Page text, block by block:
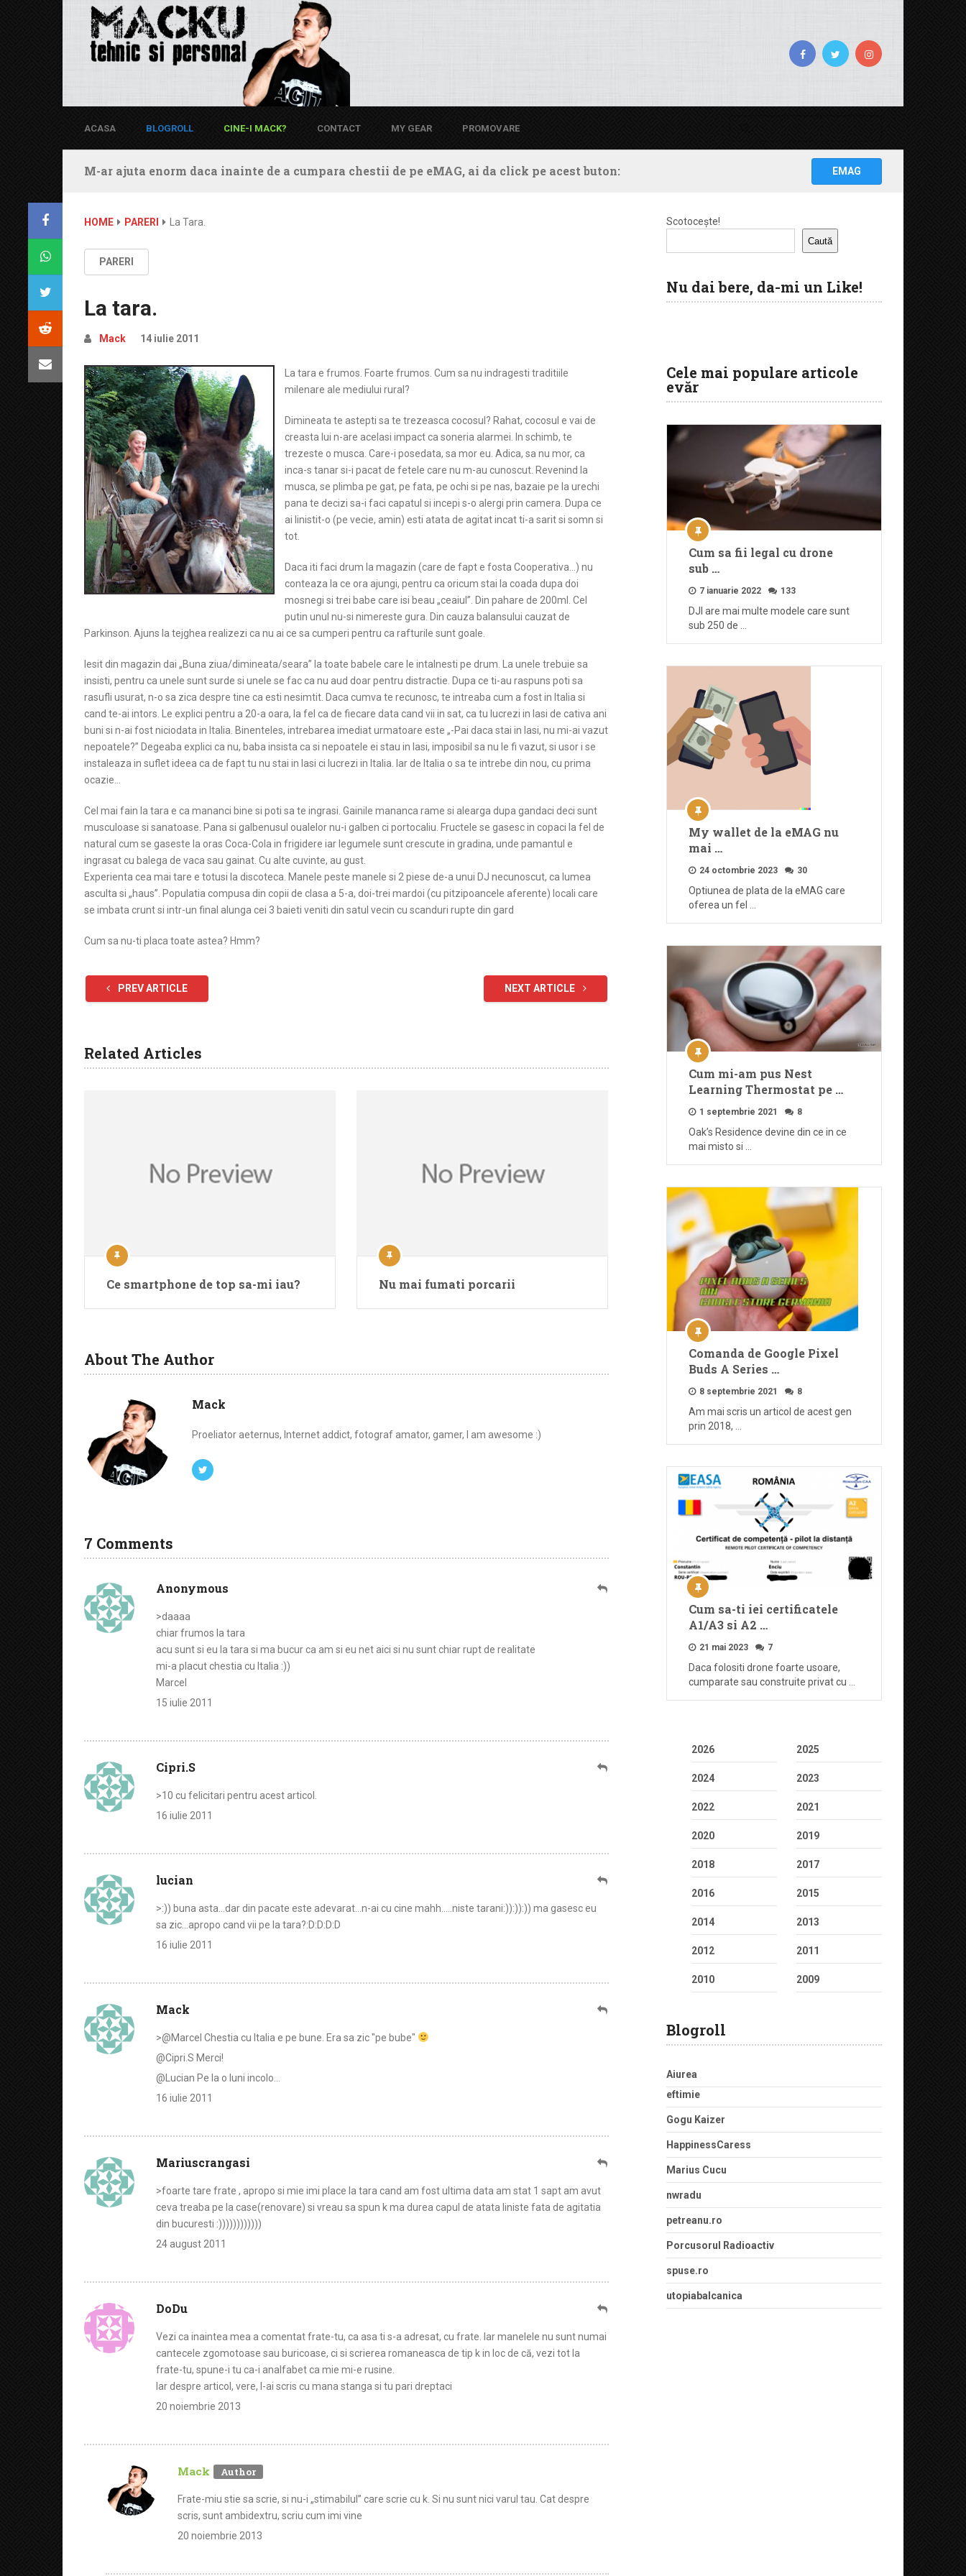
ACASA BLOGROLL CINE-I MACK? CONTACT MY GEAR PROMOVARE
M-ar ajuta enorm daca inainte de a cumpara chestii de pe eMAG, ai da click pe acest buton: EMAG
HOME PARERI La Tara.
PARERI
La tara.
Mack 14 iulie 2011
La tara e frumos. Foarte frumos. Cum sa nu indragesti traditiile
milenare ale mediului rural?
Dimineata te astepti sa te trezeasca cocosul? Rahat, cocosul e vai de
creasta lui n-are acelasi impact ca soneria alarmei. In schimb, te
trezeste o musca. Care-i posedata, sa mor eu. Adica, sa nu mor, ca
inca-s tanar si-i pacat de fetele care nu m-au cunoscut. Revenind la
musca, se plimba pe gat, pe fata, pe ochi si pe nas, bazaie pe la urechi
pana te decizi sa-i faci capatul si incepi s-o alergi prin camera. Dupa ce
ai linistit-o (pe vecie, amin) esti atata de agitat incat ti-a sarit si somn si
tot.
Daca iti faci drum la magazin (care de fapt e fosta Cooperativa…) nu
conteaza la ce ora ajungi, pentru ca oricum stai la coada dupa doi
mosnegi si trei babe care isi beau „ceaiul”. Din pahare de 200ml. Cel
putin unul nu-si nimereste gura. Din cauza balansului cauzat de
Parkinson. Ajuns la tejghea realizezi ca nu ai ce sa cumperi pentru ca rafturile sunt goale.
Iesit din magazin dai „Buna ziua/dimineata/seara” la toate babele care le intalnesti pe drum. La unele trebuie sa
insisti, pentru ca unele sunt surde si unele se fac ca nu aud doar pentru distractie. Dupa ce ti-au raspuns poti sa
rasufli usurat, n-o sa zica despre tine ca esti nesimtit. Daca cumva te recunosc, te intreaba cum a fost in Italia si
cand te-ai intors. Le explici pentru a 20-a oara, la fel ca de fiecare data cand vii in sat, ca tu lucrezi in Iasi de cativa ani
buni si n-ai fost niciodata in Italia. Binenteles, intrebarea imediat urmatoare este „-Pai daca stai in Iasi, nu mi-ai vazut
nepoatele?” Degeaba explici ca nu, baba insista ca si nepoatele ei stau in Iasi, imposibil sa nu le fi vazut, si usor i se
instaleaza in suflet ideea ca de fapt tu nu stai in Iasi ci lucrezi in Italia. Iar de Italia o sa te intrebe din nou, cu prima
ocazie…
Cel mai fain la tara e ca mananci bine si poti sa te ingrasi. Gainile mananca rame si alearga dupa gandaci deci sunt
musculoase si sanatoase. Pana si galbenusul oualelor nu-i galben ci portocaliu. Fructele se gasesc in copaci la fel de
natural cum se gaseste la oras Coca-Cola in frigidere iar legumele sunt crescute in gradina, unde pamantul e
ingrasat cu balega de vaca sau gainat. Cu alte cuvinte, au gust.
Experienta cea mai tare e totusi la discoteca. Manele peste manele si 2 piese de-a unui DJ necunoscut, ca lumea
asculta si „haus”. Populatia compusa din copii de clasa a 5-a, doi-trei mardoi (cu pitzipoancele aferente) locali care
se imbata crunt si intr-un final alunga cei 3 baieti veniti din satul vecin cu scanduri rupte din gard
Cum sa nu-ti placa toate astea? Hmm?
PREV ARTICLE NEXT ARTICLE
Related Articles
Ce smartphone de top sa-mi iau? Nu mai fumati porcarii
About The Author
Mack
Proeliator aeternus, Internet addict, fotograf amator, gamer, I am awesome :)
7 Comments
Anonymous
>daaaa
chiar frumos la tara
acu sunt si eu la tara si ma bucur ca am si eu net aici si nu sunt chiar rupt de realitate
mi-a placut chestia cu Italia :))
Marcel
15 iulie 2011
Cipri.S
>10 cu felicitari pentru acest articol.
16 iulie 2011
lucian
>:)) buna asta…dar din pacate este adevarat…n-ai cu cine mahh…..niste tarani:)):)):)) ma gasesc eu
sa zic…apropo cand vii pe la tara?:D:D:D:D
16 iulie 2011
Mack
>@Marcel Chestia cu Italia e pe bune. Era sa zic "pe bube"
@Cipri.S Merci!
@Lucian Pe la o luni incolo…
16 iulie 2011
Mariuscrangasi
>foarte tare frate , apropo si mie imi place la tara cand am fost ultima data am stat 1 sapt am avut
ceva treaba pe la case(renovare) si vreau sa spun k ma durea capul de atata liniste fata de agitatia
din bucuresti :))))))))))))
24 august 2011
DoDu
Vezi ca inaintea mea a comentat frate-tu, ca asa ti s-a adresat, cu frate. Iar manelele nu sunt numai
cantecele zgomotoase sau buricoase, ci si scrierea romaneasca de tip k in loc de că, vezi tot la
frate-tu, spune-i tu ca-i analfabet ca mie mi-e rusine.
Iar despre articol, vere, l-ai scris cu mana stanga si tu pari dreptaci
20 noiembrie 2013
Mack
Frate-miu stie sa scrie, si nu-i „stimabilul” care scrie cu k. Si nu sunt nici varul tau. Cat despre
scris, sunt ambidextru, scriu cum imi vine
20 noiembrie 2013
Scotocește!
Caută
Nu dai bere, da-mi un Like!
Cele mai populare articole
evăr
Cum sa fii legal cu drone
sub …
7 ianuarie 2022 133
DJI are mai multe modele care sunt
sub 250 de …
My wallet de la eMAG nu
mai …
24 octombrie 2023 30
Optiunea de plata de la eMAG care
oferea un fel …
Cum mi-am pus Nest
Learning Thermostat pe …
1 septembrie 2021 8
Oak’s Residence devine din ce in ce
mai misto si …
Comanda de Google Pixel
Buds A Series …
8 septembrie 2021 8
Am mai scris un articol de acest gen
prin 2018, …
Cum sa-ti iei certificatele
A1/A3 si A2 …
21 mai 2023 7
Daca folositi drone foarte usoare,
cumparate sau construite privat cu …
2026 2025
2024 2023
2022 2021
2020 2019
2018 2017
2016 2015
2014 2013
2012 2011
2010 2009
Blogroll
Aiurea
eftimie
Gogu Kaizer
HappinessCaress
Marius Cucu
nwradu
petreanu.ro
Porcusorul Radioactiv
spuse.ro
utopiabalcanica